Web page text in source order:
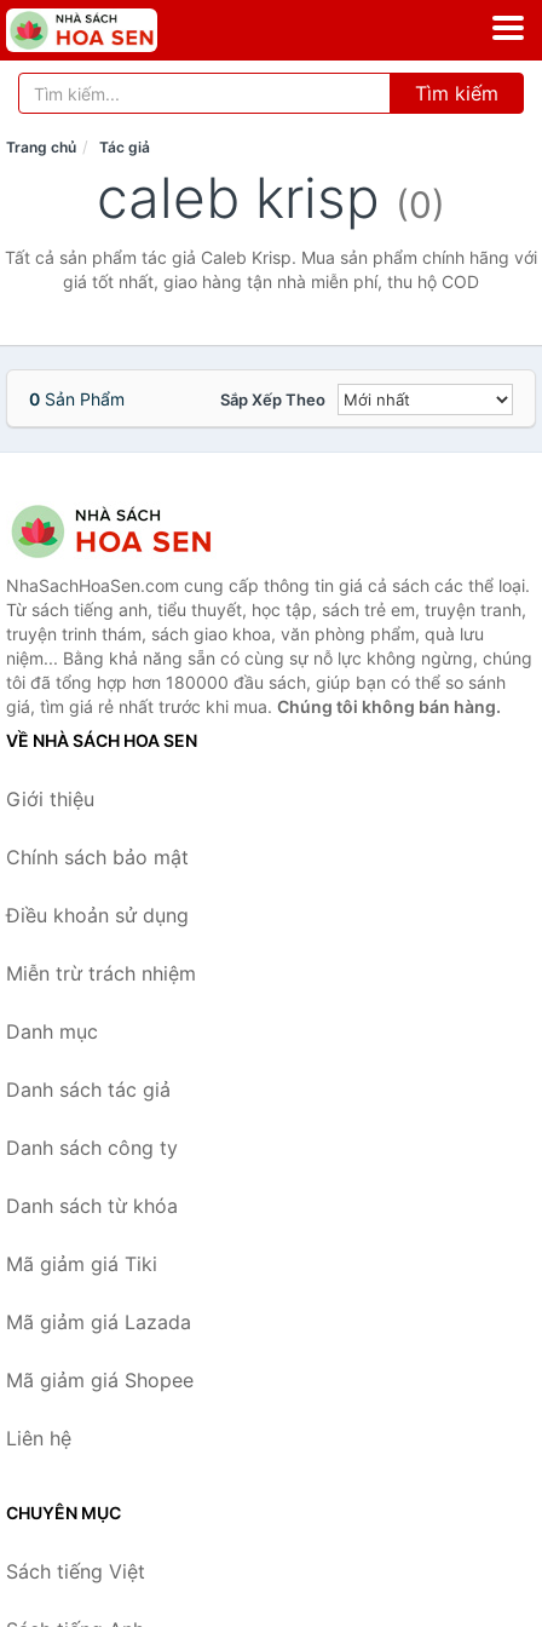
Tìm kiếm
Trang chủ Tác giả
caleb krisp (0)
Tất cả sản phẩm tác giả Caleb Krisp. Mua sản phẩm chính hãng với
giá tốt nhất, giao hàng tận nhà miễn phí, thu hộ COD
0 Sản Phẩm Sắp Xếp Theo
NhaSachHoaSen.com cung cấp thông tin giá cả sách các thể loại.
Từ sách tiếng anh, tiểu thuyết, học tập, sách trẻ em, truyện tranh,
truyện trinh thám, sách giao khoa, văn phòng phẩm, quà lưu
niệm... Bằng khả năng sẵn có cùng sự nỗ lực không ngừng, chúng
tôi đã tổng hợp hơn 180000 đầu sách, giúp bạn có thể so sánh
giá, tìm giá rẻ nhất trước khi mua. Chúng tôi không bán hàng.
VỀ NHÀ SÁCH HOA SEN
Giới thiệu
Chính sách bảo mật
Điều khoản sử dụng
Miễn trừ trách nhiệm
Danh mục
Danh sách tác giả
Danh sách công ty
Danh sách từ khóa
Mã giảm giá Tiki
Mã giảm giá Lazada
Mã giảm giá Shopee
Liên hệ
CHUYÊN MỤC
Sách tiếng Việt